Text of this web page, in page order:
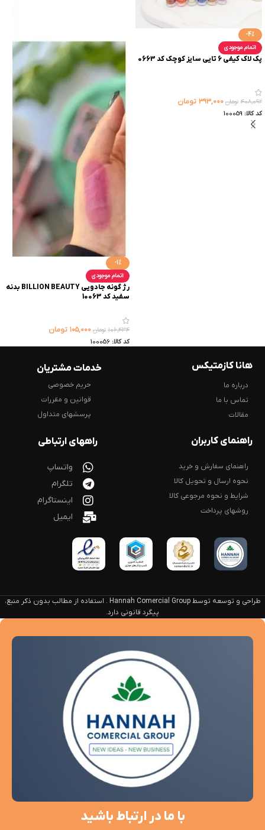
-4%
اتمام موجودی
پک لاک کیفی 6 تایی سایز کوچک کد 0663
۴۰۸,۰۹۲ تومان ۳۹۳,۰۰۰ تومان
کد کالا: 100059
-1%
اتمام موجودی
رژ گونه جادویی BILLION BEAUTY بدنه
سفید کد 10063
۱۰۶,۴۳۴ تومان ۱۰۵,۰۰۰ تومان
کد کالا: 100056
هانا کازمتیکس
درباره ما
تماس با ما
مقالات
خدمات مشتریان
حریم خصوصی
قوانین و مقررات
پرسشهای متداول
راهنمای کاربران
راهنمای سفارش و خرید
نحوه ارسال و تحویل کالا
شرایط و نحوه مرجوعی کالا
روشهای پرداخت
راههای ارتباطی
واتساپ
تلگرام
اینستاگرام
ایمیل
طراحی و توسعه توسط Hannah Comercial Group . استفاده از مطالب بدون ذکر منبع،
پیگرد قانونی دارد.
با ما در ارتباط باشید